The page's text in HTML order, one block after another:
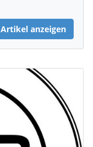
Artikel anzeigen